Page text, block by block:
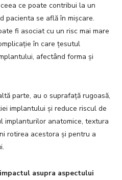
ce poate contribui la un
pacienta se află în mișcare.
fi asociat cu un risc mai mare
în care țesutul
afectând forma și
parte, au o suprafață rugoasă,
implantului și reduce riscul de
implanturilor anatomice, textura
rotirea acestora și pentru a
asupra aspectului